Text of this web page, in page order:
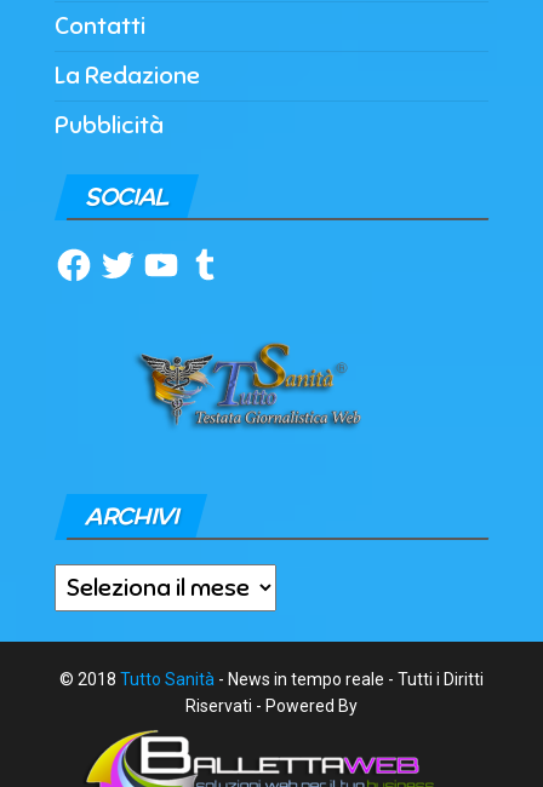
Contatti
La Redazione
Pubblicità
SOCIAL
Facebook
TwitterYouTubeTumblr
ARCHIVI
Archivi
© 2018 Tutto Sanità - News in tempo reale - Tutti i Diritti
Riservati - Powered By